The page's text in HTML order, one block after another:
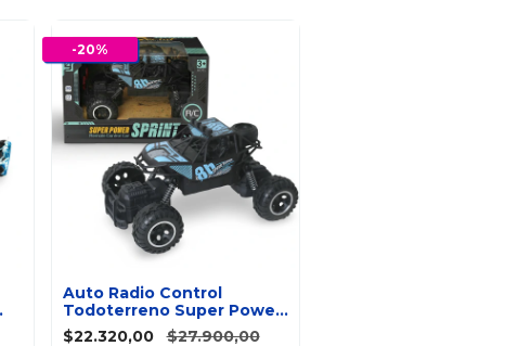
-20%
Auto Radio Control
Todoterreno Super Power
Sprint Car Azul
$22.320,00
$27.900,00